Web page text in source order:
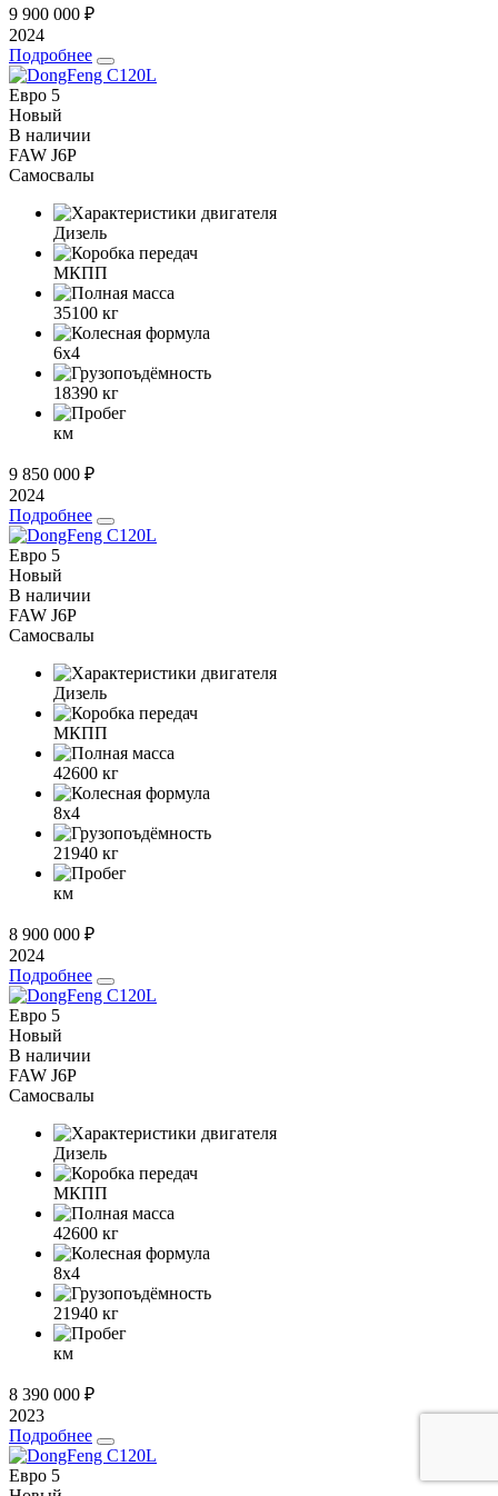
9 900 000 ₽
2024
Подробнее
Евро 5
Новый
В наличии
FAW J6P
Самосвалы
Дизель
МКПП
35100 кг
6x4
18390 кг
км
9 850 000 ₽
2024
Подробнее
Евро 5
Новый
В наличии
FAW J6P
Самосвалы
Дизель
МКПП
42600 кг
8x4
21940 кг
км
8 900 000 ₽
2024
Подробнее
Евро 5
Новый
В наличии
FAW J6P
Самосвалы
Дизель
МКПП
42600 кг
8x4
21940 кг
км
8 390 000 ₽
2023
Подробнее
Евро 5